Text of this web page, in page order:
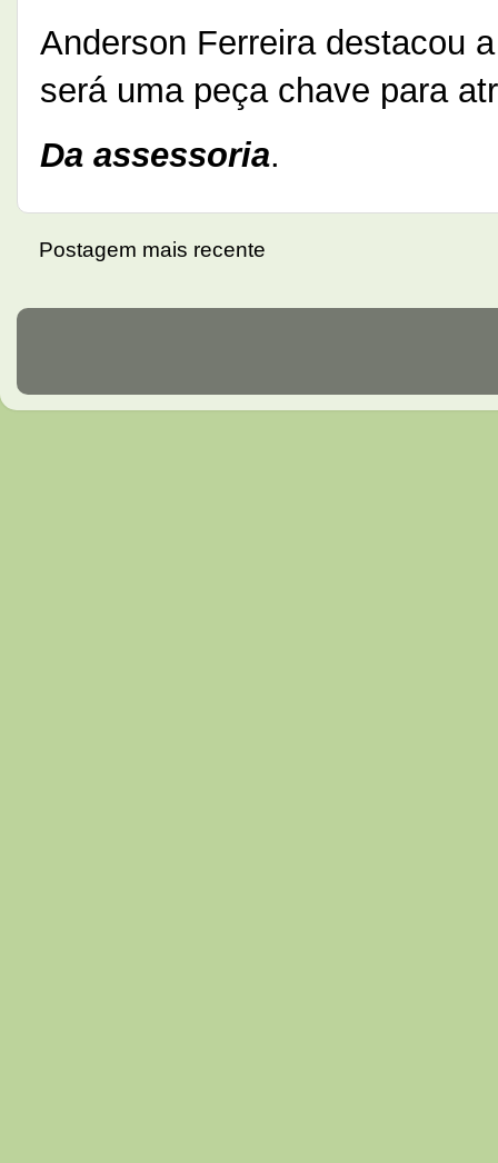
Anderson Ferreira destacou
será uma peça chave para
Da assessoria.
Postagem mais recente